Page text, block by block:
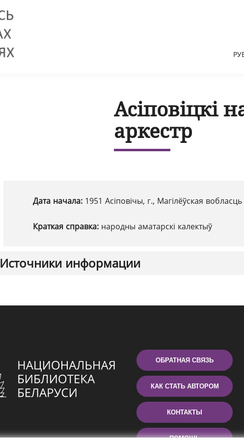
Асіповіцкі
аркестр
Дата начала: 1951 Асіповічы, г., Магілёўская вобласць
Краткая справка: народны аматарскі калектыў
Источники информации
ОБРАТНАЯ СВЯЗЬ
КАК СТАТЬ АВТОРОМ
КОНТАКТЫ
ПОМОЩЬ